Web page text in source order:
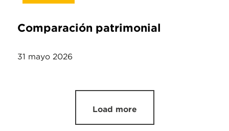
Comparación patrimonial
31 mayo 2026
Load more